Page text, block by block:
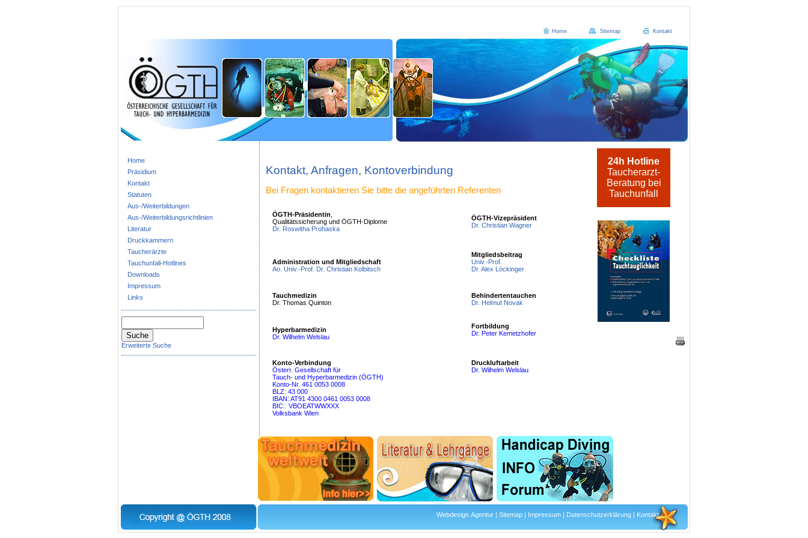
Home Sitemap Kontakt
Home
Präsidium
Kontakt
Statuten
Aus-/Weiterbildungen
Aus-/Weiterbildungsrichtlinien
Literatur
Druckkammern
Taucherärzte
Tauchunfall-Hotlines
Downloads
Impressum
Links
Erweiterte Suche
Kontakt, Anfragen, Kontoverbindung
Bei Fragen kontaktieren Sie bitte die angeführten Referenten
ÖGTH-Präsidentin
Qualitätssicherung und ÖGTH-Diplome
Dr. Roswitha Prohaska
ÖGTH-Vizepräsident
Dr. Christian Wagner
Administration und Mitgliedschaft
Ao. Univ.-Prof. Dr. Christian Kolbitsch
Mitgliedsbeitrag
Univ.-Prof.
Dr. Alex Löckinger
Tauchmedizin
Dr. Thomas Quinton
Behindertentauchen
Dr. Helmut Novak
Hyperbarmedizin
Dr. Wilhelm Welslau
Fortbildung
Dr. Peter Kemetzhofer
Konto-Verbindung
Österr. Gesellschaft für
Tauch- und Hyperbarmedizin (ÖGTH)
Konto-Nr. 461 0053 0008
BLZ: 43 000
IBAN: AT91 4300 0461 0053 0008
BIC: VBOEATWWXXX
Volksbank Wien
Druckluftarbeit
Dr. Wilhelm Welslau
24h Hotline
Taucherarzt-
Beratung bei
Tauchunfall
Webdesign Agentur | Sitemap | Impressum | Datenschutzerklärung | Kontakt